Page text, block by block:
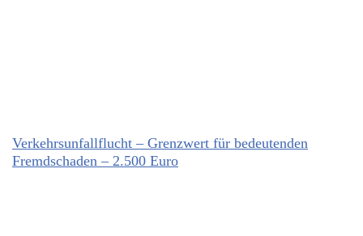
Verkehrsunfallflucht – Grenzwert für bedeutenden
Fremdschaden – 2.500 Euro